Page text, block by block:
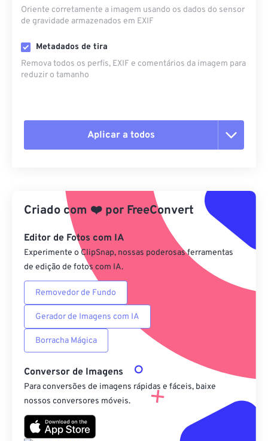
Oriente corretamente a imagem usando os dados do sensor
de gravidade armazenados em EXIF
Metadados de tira
Remova todos os perfis, EXIF ​​e comentários da imagem para
reduzir o tamanho
Aplicar a todos
Aplicar a partir da predefinição
Salvar como predefinição
Criado com ❤️ por FreeConvert
Editor de Fotos com IA
Experimente o ClipSnap, nossas poderosas ferramentas
de edição de fotos com IA.
Removedor de Fundo
Gerador de Imagens com IA
Borracha Mágica
Conversor de Imagens
Para conversões de imagens rápidas e fáceis, baixe
nossos conversores móveis.